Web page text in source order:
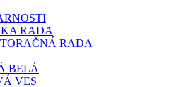
RADA
RADA
BELÁ
VES